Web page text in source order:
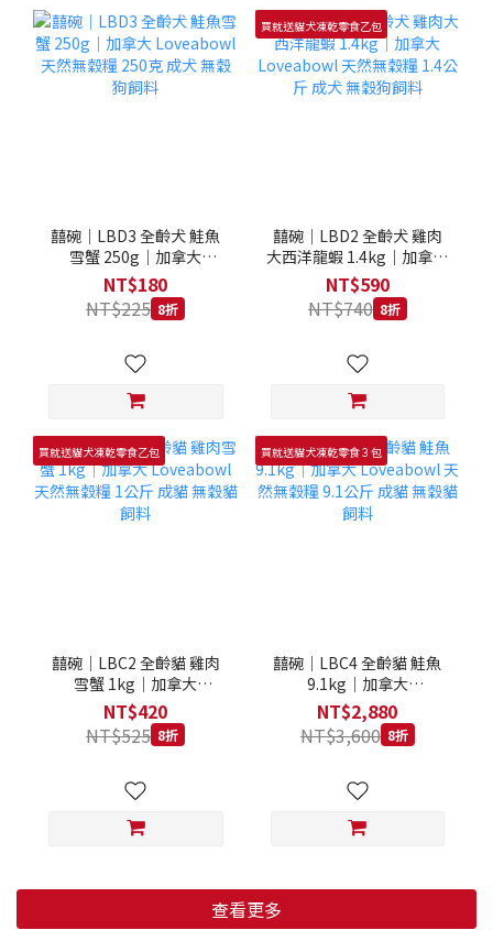
囍碗｜LBD3 全齡犬 鮭魚
雪蟹 250g｜加拿大
Loveabowl 天然無穀糧
250克 成犬 無穀狗飼料
NT$180
NT$225 8折
買就送貓犬凍乾零食乙包
囍碗｜LBD2 全齡犬 雞肉
大西洋龍蝦 1.4kg｜加拿大
Loveabowl 天然無穀糧
1.4公斤 成犬 無穀狗飼料
NT$590
NT$740 8折
買就送貓犬凍乾零食乙包
囍碗｜LBC2 全齡貓 雞肉
雪蟹 1kg｜加拿大
Loveabowl 天然無穀糧 1
公斤 成貓 無穀貓飼料
NT$420
NT$525 8折
買就送貓犬凍乾零食３包
囍碗｜LBC4 全齡貓 鮭魚
9.1kg｜加拿大
Loveabowl 天然無穀糧
9.1公斤 成貓 無穀貓飼料
NT$2,880
NT$3,600 8折
查看更多